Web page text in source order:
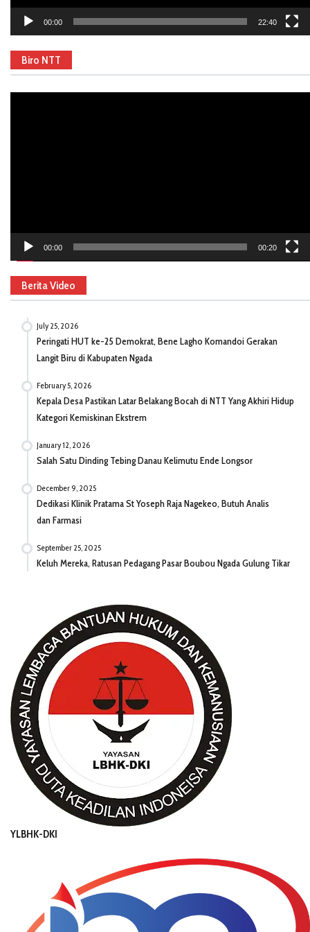
00:00 22:40
Biro NTT
00:00 00:20
Berita Video
July 25, 2026
Peringati HUT ke-25 Demokrat, Bene Lagho Komandoi Gerakan
Langit Biru di Kabupaten Ngada
February 5, 2026
Kepala Desa Pastikan Latar Belakang Bocah di NTT Yang Akhiri Hidup
Kategori Kemiskinan Ekstrem
January 12, 2026
Salah Satu Dinding Tebing Danau Kelimutu Ende Longsor
December 9, 2025
Dedikasi Klinik Pratama St Yoseph Raja Nagekeo, Butuh Analis
dan Farmasi
September 25, 2025
Keluh Mereka, Ratusan Pedagang Pasar Boubou Ngada Gulung Tikar
YLBHK-DKI